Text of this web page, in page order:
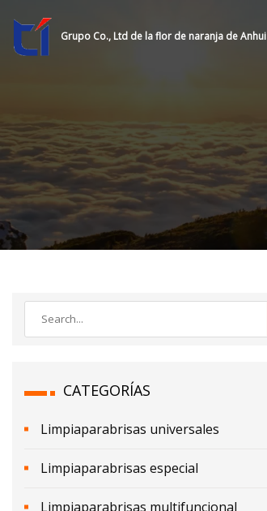
Grupo Co., Ltd de la flor de naranja de Anhui
CATEGORÍAS
Limpiaparabrisas universales
Limpiaparabrisas especial
Limpiaparabrisas multifuncional